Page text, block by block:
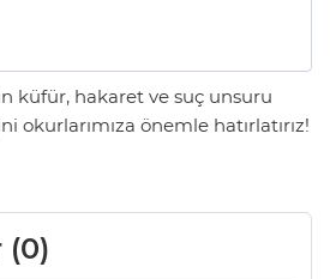
küfür, hakaret ve suç unsuru
okurlarımıza önemle hatırlatırız!
(0)